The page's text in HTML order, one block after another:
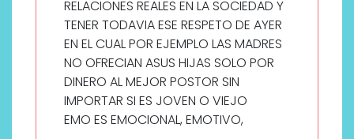
RELACIONES REALES EN LA SOCIEDAD Y
TENER TODAVIA ESE RESPETO DE AYER
EN EL CUAL POR EJEMPLO LAS MADRES
NO OFRECIAN ASUS HIJAS SOLO POR
DINERO AL MEJOR POSTOR SIN
IMPORTAR SI ES JOVEN O VIEJO
EMO ES EMOCIONAL, EMOTIVO,